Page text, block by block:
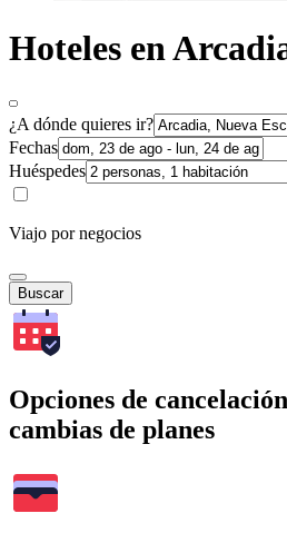
Hoteles en
¿A dónde quieres ir?
Fechas
Huéspedes
Viajo por negocios
Buscar
Opciones de
cambias de planes